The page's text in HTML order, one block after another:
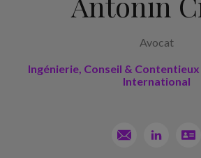
Avocat
Ingénierie, Conseil & Contentieux
International